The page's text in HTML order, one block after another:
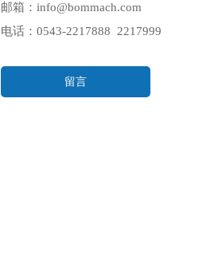
邮箱：info@bommach.com
电话：0543-2217888 2217999
留言